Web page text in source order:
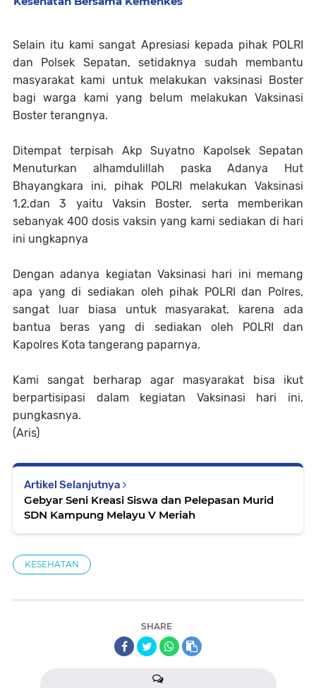
Selain itu kami sangat Apresiasi kepada pihak POLRI
dan Polsek Sepatan, setidaknya sudah membantu
masyarakat kami untuk melakukan vaksinasi Boster
bagi warga kami yang belum melakukan Vaksinasi
Boster terangnya.
Ditempat terpisah Akp Suyatno Kapolsek Sepatan
Menuturkan alhamdulillah paska Adanya Hut
Bhayangkara ini, pihak POLRI melakukan Vaksinasi
1,2,dan 3 yaitu Vaksin Boster, serta memberikan
sebanyak 400 dosis vaksin yang kami sediakan di hari
ini ungkapnya
Dengan adanya kegiatan Vaksinasi hari ini memang
apa yang di sediakan oleh pihak POLRI dan Polres,
sangat luar biasa untuk masyarakat, karena ada
bantua beras yang di sediakan oleh POLRI dan
Kapolres Kota tangerang paparnya.
Kami sangat berharap agar masyarakat bisa ikut
berpartisipasi dalam kegiatan Vaksinasi hari ini,
pungkasnya.
(Aris)
Artikel Selanjutnya
Gebyar Seni Kreasi Siswa dan Pelepasan Murid
SDN Kampung Melayu V Meriah
KESEHATAN
SHARE